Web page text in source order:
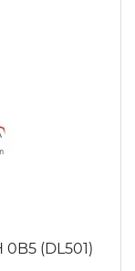
0B5 (DL501)